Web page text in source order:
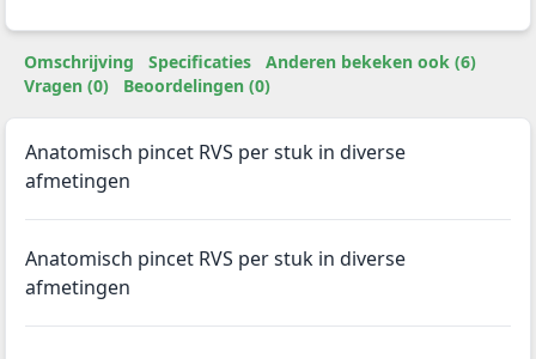
Omschrijving Specificaties
Anderen bekeken ook (6)
Vragen (0)
Beoordelingen (0)
Anatomisch pincet RVS per stuk in diverse
afmetingen
Anatomisch pincet RVS per stuk in diverse
afmetingen